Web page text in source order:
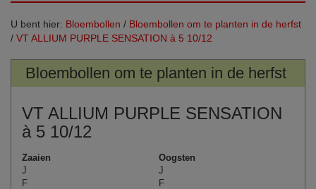
U bent hier: Bloembollen / Bloembollen om te planten in de herfst
/ VT ALLIUM PURPLE SENSATION à 5 10/12
Bloembollen om te planten in de herfst
VT ALLIUM PURPLE SENSATION
à 5 10/12
Zaaien
Oogsten
J
J
F
F